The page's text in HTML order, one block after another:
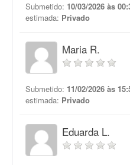
Submetido: 10/03/2026 às
estimada: Privado
Maria R.
Submetido: 11/02/2026 às
estimada: Privado
Eduarda L.